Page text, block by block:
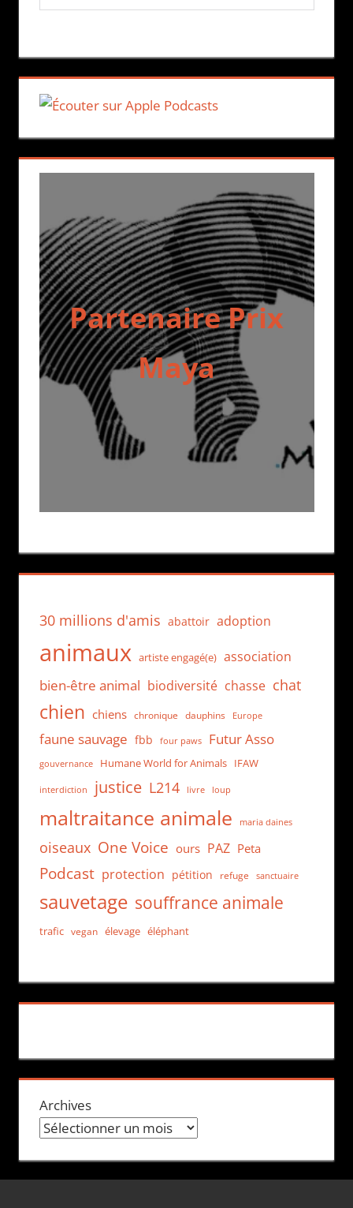
Partenaire Prix
Maya
30 millions d'amis abattoir adoption
animaux artiste engagé(e) association
bien-être animal biodiversité chasse chat
chien chiens chronique dauphins Europe
faune sauvage fbb four paws Futur Asso
gouvernance Humane World for Animals IFAW
interdiction justice L214 livre loup
maltraitance animale maria daines
oiseaux One Voice ours PAZ Peta
Podcast protection pétition refuge sanctuaire
sauvetage souffrance animale
trafic vegan élevage éléphant
Archives